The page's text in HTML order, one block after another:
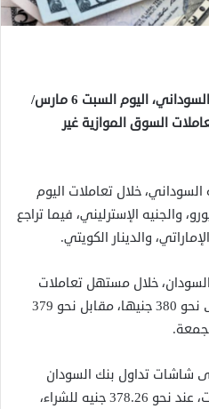
ارتفع سعر الدولار، مقابل الجنيه السوداني، اليوم السبت 6 مارس/
تعاملات السوق الموازية غير
خلال تعاملات اليوم
والجنيه الإسترليني، فيما تراجع
والدينار الكويتي.
خلال مستهل تعاملات
السبت، لدى السوق السوداء، إلى نحو 380 جنيها، مقابل نحو 379
شاشات تداول بنك السودان
المركزي، عند فتح تعاملات السبت، عند نحو 378.26 جنيه للشراء،